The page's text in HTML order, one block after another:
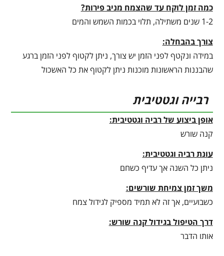
כמה זמן לוקח עד שהצמח מניב פירות?
1-2 שנים משתילה, תלוי בכמות השמש והמים
צורך בהבחלה:
במידה ונקטף לפני הזמן יש צורך, ניתן לקטוף לפני הזמן ברגע
שהבננות הראשונות מוכנות ניתן לקטוף את כל האשכול
רבייה וגטטיבית
אופן ביצוע של רביה וגטטיבית:
קנה שורש
עונת רביה וגטטיבית:
ניתן כל השנה אך עדיף כשחם
משך זמן צמיחת שורשים:
כשבועיים, אך זה לא תמיד מספיק לגידול צמח
דרך הטיפול בגידול קנה שורש:
אותו הדבר